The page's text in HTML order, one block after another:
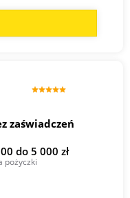
zaświadczeń
do 5 000 zł
pożyczki